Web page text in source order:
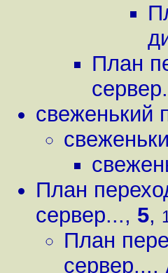
План
свеженький
План
сервер..., 5,
План
сервер...,